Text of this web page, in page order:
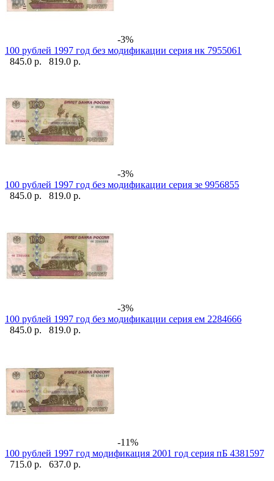
-3%
100 рублей 1997 год без модификации серия нк 7955061
845.0 р.
819.0 р.
-3%
100 рублей 1997 год без модификации серия зе 9956855
845.0 р.
819.0 р.
-3%
100 рублей 1997 год без модификации серия ем 2284666
845.0 р.
819.0 р.
-11%
100 рублей 1997 год модификация 2001 год серия пБ 4381597
715.0 р.
637.0 р.